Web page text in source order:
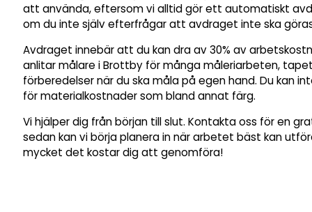
att använda, eftersom vi alltid gör ett automatiskt
om du inte själv efterfrågar att avdraget inte ska
Avdraget innebär att du kan dra av 30% av
anlitar målare i Brottby för många måleriarbeten,
förberedelser när du ska måla på egen hand. Du kan
för materialkostnader som bland annat färg.
Vi hjälper dig från början till slut. Kontakta oss för en
sedan kan vi börja planera in när arbetet bäst kan
mycket det kostar dig att genomföra!